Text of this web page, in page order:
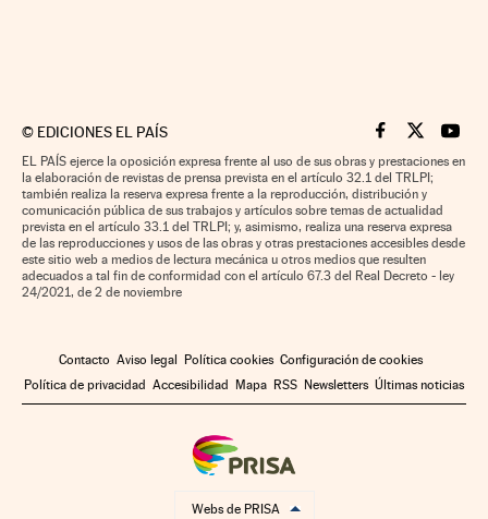
© EDICIONES EL PAÍS Cinco Días en
Cinco Días
Cinco
EL PAÍS ejerce la oposición expresa frente al uso de sus obras y prestaciones en
la elaboración de revistas de prensa prevista en el artículo 32.1 del TRLPI;
también realiza la reserva expresa frente a la reproducción, distribución y
comunicación pública de sus trabajos y artículos sobre temas de actualidad
prevista en el artículo 33.1 del TRLPI; y, asimismo, realiza una reserva expresa
de las reproducciones y usos de las obras y otras prestaciones accesibles desde
este sitio web a medios de lectura mecánica u otros medios que resulten
adecuados a tal fin de conformidad con el artículo 67.3 del Real Decreto - ley
24/2021, de 2 de noviembre
Contacto Aviso legal Política cookies Configuración de cookies
Política de privacidad Accesibilidad Mapa RSS Newsletters Últimas noticias
Webs de PRISA